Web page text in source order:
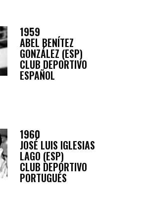
1959
ABEL BENÍTEZ
GONZÁLEZ (ESP)
CLUB DEPORTIVO
ESPAÑOL
1960
JOSÉ LUIS IGLESIAS
LAGO (ESP)
CLUB DEPORTIVO
PORTUGUÉS